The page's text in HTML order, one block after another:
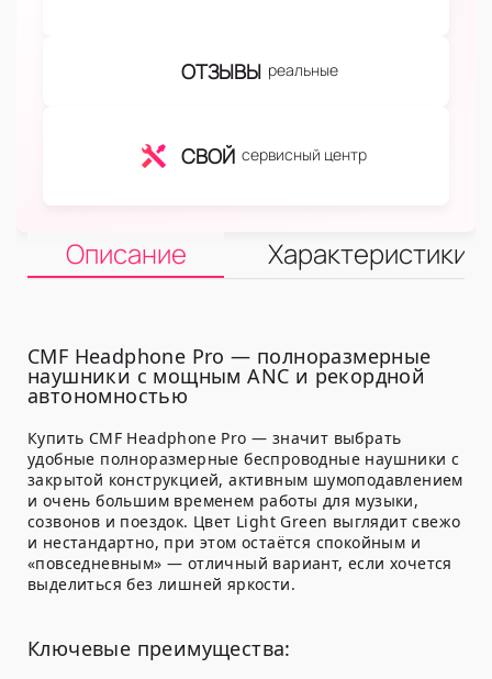
ОТЗЫВЫ реальные
СВОЙ сервисный центр
Описание Характеристики
CMF Headphone Pro — полноразмерные
наушники с мощным ANC и рекордной
автономностью
Купить CMF Headphone Pro — значит выбрать
удобные полноразмерные беспроводные наушники с
закрытой конструкцией, активным шумоподавлением
и очень большим временем работы для музыки,
созвонов и поездок. Цвет Light Green выглядит свежо
и нестандартно, при этом остаётся спокойным и
«повседневным» — отличный вариант, если хочется
выделиться без лишней яркости.
Ключевые преимущества: